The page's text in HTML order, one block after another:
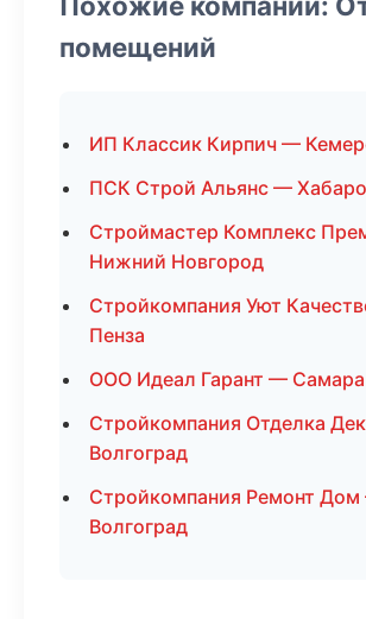
помещений
ИП Классик Кирпич —
ПСК Строй Альянс —
Строймастер Комплекс
Нижний Новгород
Стройкомпания Уют
Пенза
ООО Идеал Гарант — Самара
Стройкомпания Отделка
Волгоград
Стройкомпания Ремонт
Волгоград